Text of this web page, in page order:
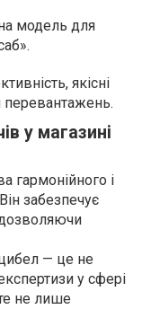
модель для
якісні
перевантажень.
у магазині
гармонійного і
забезпечує
— це не
у сфері
не лише